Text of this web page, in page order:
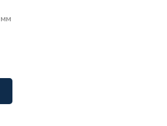
мм